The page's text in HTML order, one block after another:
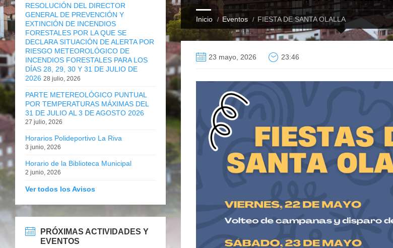
Inicio Eventos FIESTA DE SANTA OLALLA
23 mayo, 2026 23:46
RESOLUCIÓN DEL DIRECTOR
GENERAL DE PREVENCIÓN Y
EXTINCIÓN DE INCENDIOS
FORESTALES POR LA QUE SE
DECLARA SITUACIÓN DE ALERTA POR
RIESGO METEOROLÓGICO DE
INCENDIOS FORESTALES PARA LOS
DÍAS 28, 29, 30 Y 31 DE JULIO DE
2026 28 julio, 2026
PARTE METEREOLÓGICO PUNTUAL
POR TEMPERATURAS MÁXIMAS DEL
31 DE JULIO AL 3 DE AGOSTO 2026
27 julio, 2026
Horarios Polideportivo La Riva
3 junio, 2026
Horario de la Biblioteca Municipal
2 junio, 2026
Ver todos los Avisos
PRÓXIMAS ACTIVIDADES Y
EVENTOS